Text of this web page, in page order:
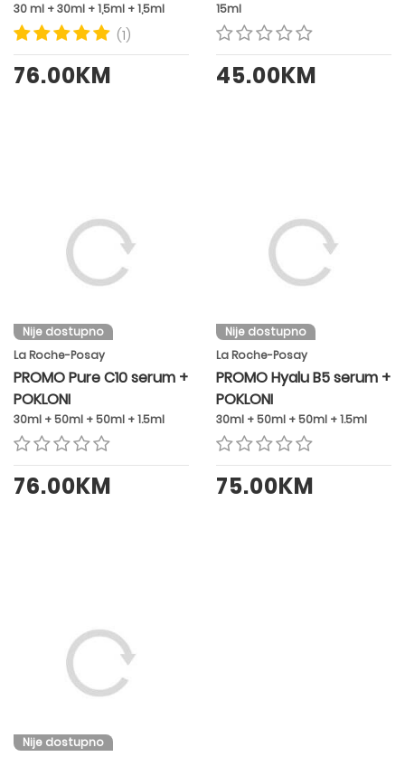
30 ml + 30ml + 1,5ml + 1,5ml
(1)
76.00KM
15ml
45.00KM
Nije dostupno
La Roche-Posay
PROMO Pure C10 serum +
POKLONI
30ml + 50ml + 50ml + 1.5ml
76.00KM
Nije dostupno
La Roche-Posay
PROMO Hyalu B5 serum +
POKLONI
30ml + 50ml + 50ml + 1.5ml
75.00KM
Nije dostupno